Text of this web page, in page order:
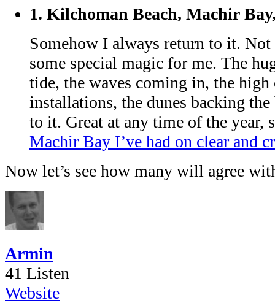
1. Kilchoman Beach, Machir
Somehow I always return to it.
some special magic for me. The
tide, the waves coming in, the
installations, the dunes backing
to it. Great at any time of the year,
Machir Bay I’ve had on clear and
Now let’s see how many will agree
Armin
41 Listen
Website